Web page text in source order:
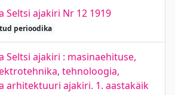
Seltsi ajakiri Nr 12 1919
perioodika
Seltsi ajakiri : masinaehituse,
tehnoloogia,
arhitektuuri ajakiri. 1. aastakäik